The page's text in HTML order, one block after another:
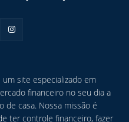
site especializado em
financeiro no seu dia a
de casa. Nossa missão é
ter controle financeiro, fazer